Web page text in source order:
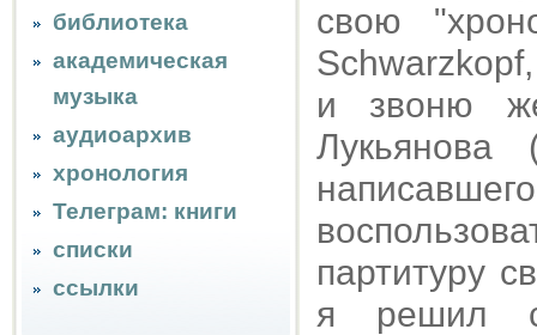
библиотека
академическая
музыка
аудиоархив
хронология
Телеграм: книги
списки
ссылки
свою
и звоню
партитуру
я решил